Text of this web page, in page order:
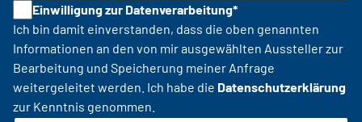
Einwilligung zur Datenverarbeitung*
Ich bin damit einverstanden, dass die oben genannten
Informationen an den von mir ausgewählten Aussteller zur
Bearbeitung und Speicherung meiner Anfrage
weitergeleitet werden. Ich habe die Datenschutzerklärung
zur Kenntnis genommen.